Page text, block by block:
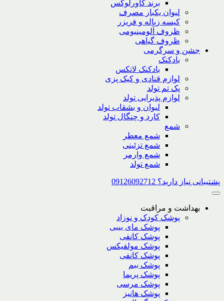
برند کاورلوکس
لیوان یکبار مصرف
کیسه زباله و فریزر
ظروف آلومینیومی
ظروف گیاهی
جشن و سرگرمی
بادکنک
بادکنک لاتکس
لوازم قنادی و کیک پزی
پک تم تولد
لوازم پذیرایی تولد
لیوان و بشقاب تولد
کارد و چنگال تولد
شمع
شمع معطر
شمع تزئینی
شمع وارمر
شمع تولد
پشتیبانی نیاز دارید؟ 09126092712
بهداشت و مراقبت
پوشک کودک و نوزاد
پوشک مای بیبی
پوشک کانفی
پوشک مولفیکس
پوشک کانفی
پوشک ببم
پوشک پریما
پوشک مرسی
پوشک هانیز